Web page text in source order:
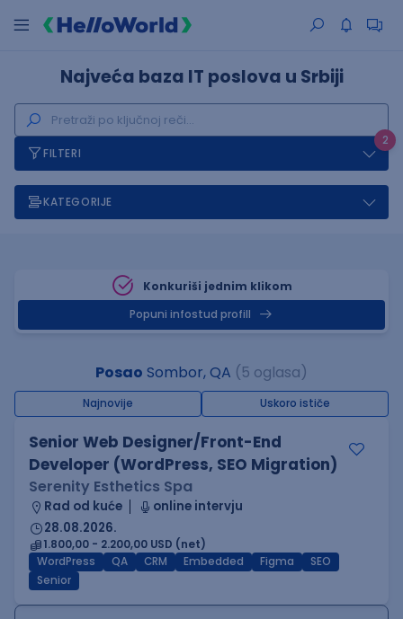
Najveća baza IT poslova u Srbiji
2
FILTERI
KATEGORIJE
Konkuriši jednim klikom
Popuni infostud profill
Posao Sombor, QA (5 oglasa)
Najnovije Uskoro ističe
Senior Web Designer/Front-End
Developer (WordPress, SEO Migration)
Serenity Esthetics Spa
Rad od kuće
online intervju
28.08.2026.
1.800,00 - 2.200,00 USD (net)
WordPress
QA CRM Embedded Figma
SEO
Senior